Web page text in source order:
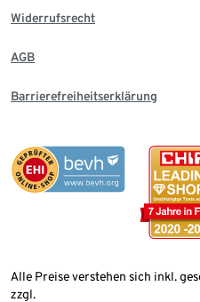
Widerrufsrecht
AGB
Barrierefreiheitserklärung
Alle Preise verstehen sich inkl.
zzgl.